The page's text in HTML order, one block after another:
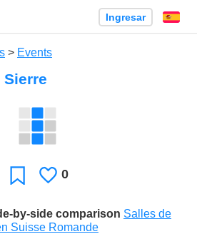
Ingresar
> Events
Sierre
Favoritos
Le
0
by-side comparison Salles de
Suisse Romande